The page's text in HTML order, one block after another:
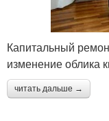
Капитальный
изменение облика
читать дальше →